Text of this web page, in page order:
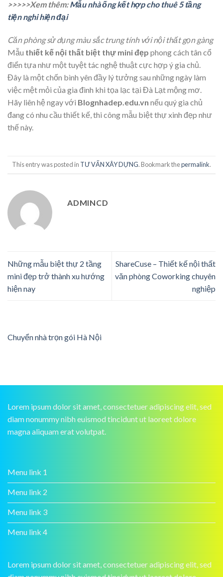
>>>>>Xem thêm:Mẫu nhà ống kết hợp cho thuê 5 tầng
tiện nghi hiện đại
Căn phòng sử dụng màu sắc trung tính với nội thất gọn gàng
Mẫu thiết kế nội thất biệt thự mini đẹp phong cách tân cổ
điển tựa như một tuyệt tác nghệ thuật cực hợp ý gia chủ.
Đây là một chốn bình yên đầy lý tưởng sau những ngày làm
việc mệt mỏi của gia đình khi tọa lạc tại Đà Lạt mộng mơ.
Hãy liên hệ ngay với Blognhadep.edu.vn nếu quý gia chủ
đang có nhu cầu thiết kế, thi công mẫu biệt thự xinh đẹp như
thế này.
This entry was posted in TƯ VẤN XÂY DỰNG. Bookmark thepermalink.
ADMINCD
Những mẫu biệt thự 2 tầng
mini đẹp trở thành xu hướng
hiện nay
ShareCuse – Thiết kế nội thất
văn phòng Coworking chuyên
nghiệp
Chuyển nhà trọn gói Hà Nội
Lorem ipsum dolor sit amet, consectetuer adipiscing elit, sed
diam nonummy nibh euismod tincidunt ut laoreet dolore
magna aliquam erat volutpat.
Menu link 1
Menu link 2
Menu link 3
Menu link 4
Lorem ipsum dolor sit amet, consectetuer adipiscing elit, sed